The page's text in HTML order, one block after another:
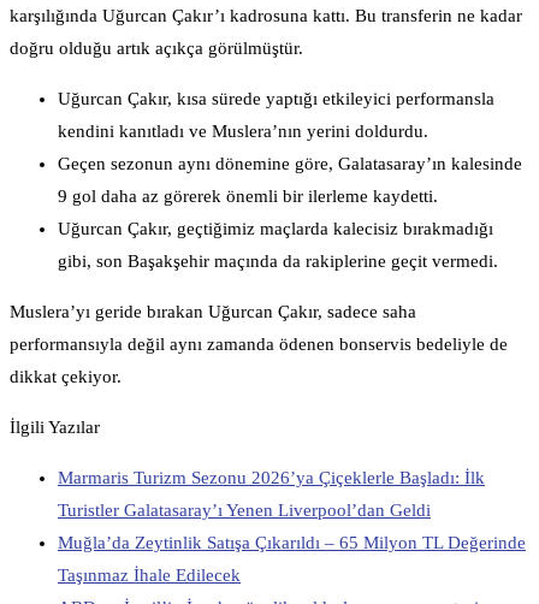
karşılığında Uğurcan Çakır’ı kadrosuna kattı. Bu transferin ne kadar
doğru olduğu artık açıkça görülmüştür.
Uğurcan Çakır, kısa sürede yaptığı etkileyici performansla
kendini kanıtladı ve Muslera’nın yerini doldurdu.
Geçen sezonun aynı dönemine göre, Galatasaray’ın kalesinde
9 gol daha az görerek önemli bir ilerleme kaydetti.
Uğurcan Çakır, geçtiğimiz maçlarda kalecisiz bırakmadığı
gibi, son Başakşehir maçında da rakiplerine geçit vermedi.
Muslera’yı geride bırakan Uğurcan Çakır, sadece saha
performansıyla değil aynı zamanda ödenen bonservis bedeliyle de
dikkat çekiyor.
İlgili Yazılar
Marmaris Turizm Sezonu 2026’ya Çiçeklerle Başladı: İlk
Turistler Galatasaray’ı Yenen Liverpool’dan Geldi
Muğla’da Zeytinlik Satışa Çıkarıldı – 65 Milyon TL Değerinde
Taşınmaz İhale Edilecek